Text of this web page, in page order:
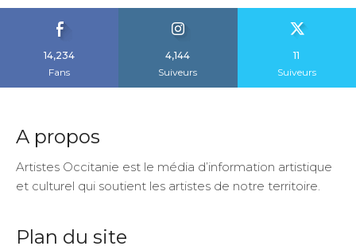
14,234
Fans
4,144
Suiveurs
11
Suiveurs
A propos
Artistes Occitanie est le média d’information artistique
et culturel qui soutient les artistes de notre territoire.
Plan du site